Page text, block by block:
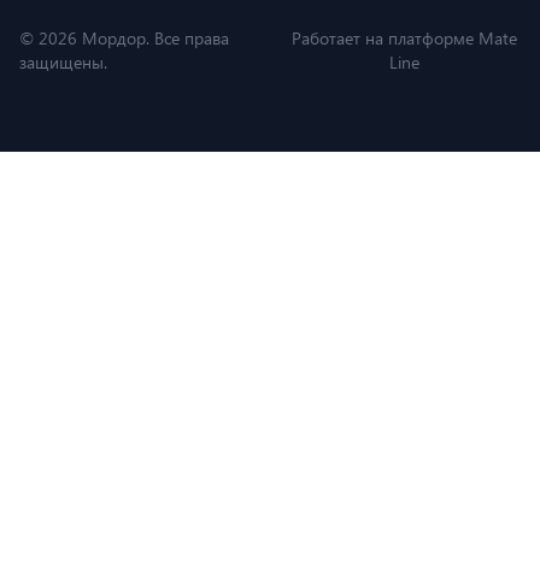
© 2026 Мордор. Все права
защищены.
Работает на платформе Mate
Line